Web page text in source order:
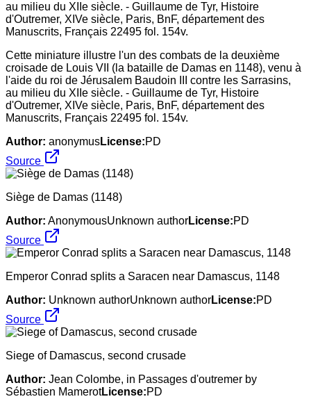
Cette miniature illustre l'un des combats de la deuxième
croisade de Louis VII (la bataille de Damas en 1148), venu à
l'aide du roi de Jérusalem Baudoin III contre les Sarrasins,
au milieu du XIIe siècle. - Guillaume de Tyr, Histoire
d'Outremer, XIVe siècle, Paris, BnF, département des
Manuscrits, Français 22495 fol. 154v.
Author: anonymusLicense:PD
Source
Siège de Damas (1148)
Author: AnonymousUnknown authorLicense:PD
Source
Emperor Conrad splits a Saracen near Damascus, 1148
Author: Unknown authorUnknown authorLicense:PD
Source
Siege of Damascus, second crusade
Author: Jean Colombe, in Passages d'outremer by
Sébastien MamerotLicense:PD